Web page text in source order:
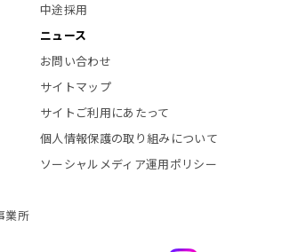
業所
中途採用
ニュース
お問い合わせ
サイトマップ
サイトご利用にあたって
個人情報保護の取り組みについて
ソーシャルメディア運用ポリシー